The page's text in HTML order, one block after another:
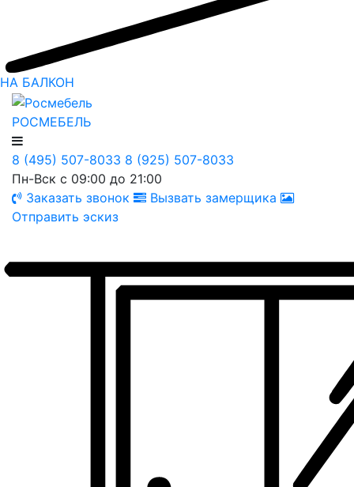
НА БАЛКОН
РОСМЕБЕЛЬ
8 (495) 507-8033 8 (925) 507-8033
Пн-Вск с 09:00 до 21:00
Заказать звонок
Вызвать замерщика
Отправить эскиз